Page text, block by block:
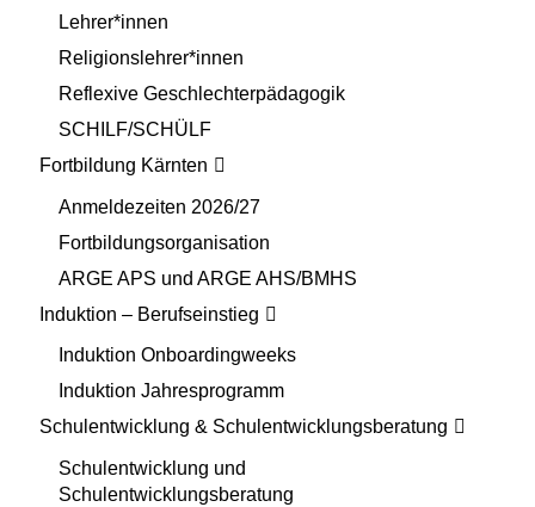
Lehrer*innen
Religionslehrer*innen
Reflexive Geschlechterpädagogik
SCHILF/SCHÜLF
Fortbildung Kärnten
Anmeldezeiten 2026/27
Fortbildungsorganisation
ARGE APS und ARGE AHS/BMHS
Induktion – Berufseinstieg
Induktion Onboardingweeks
Induktion Jahresprogramm
Schulentwicklung & Schulentwicklungsberatung
Schulentwicklung und
Schulentwicklungsberatung